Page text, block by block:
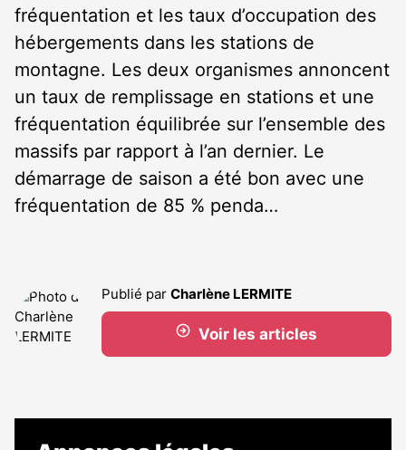
fréquentation et les taux d’occupation des
hébergements dans les stations de
montagne. Les deux organismes annoncent
un taux de remplissage en stations et une
fréquentation équilibrée sur l’ensemble des
massifs par rapport à l’an dernier. Le
démarrage de saison a été bon avec une
fréquentation de 85 % penda…
Publié par Charlène LERMITE
Voir les articles